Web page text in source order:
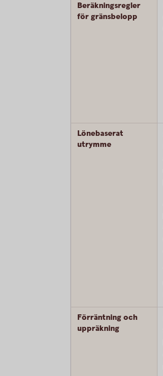
Beräkningsregler
för gränsbelopp
Lönebaserat
utrymme
Förräntning och
uppräkning